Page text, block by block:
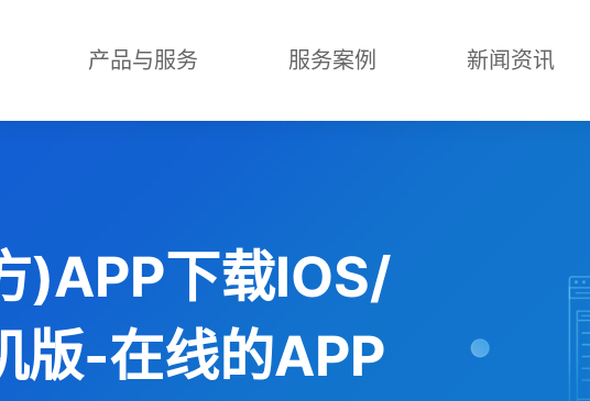
产品与服务 服务案例 新闻资讯
)APP下载IOS/
版-在线的APP